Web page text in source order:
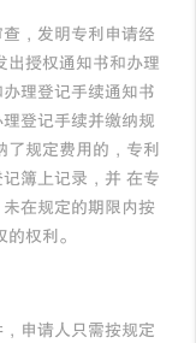
，发明专利申请经
出授权通知书和办理
理登记手续通知书
登记手续并缴纳规
了规定费用的，专利
簿上记录，并 在专
在规定的期限内按
权利。
申请人只需按规定